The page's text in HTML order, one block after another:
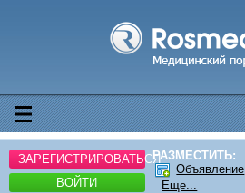
ЗАРЕГИСТРИРОВАТЬСЯ
ВОЙТИ
РАЗМЕСТИТЬ:
Объявление
Еще...